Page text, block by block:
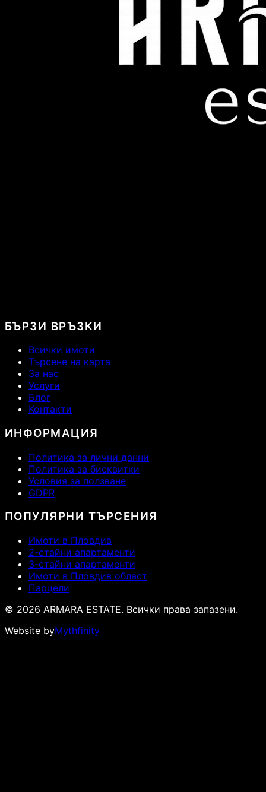
БЪРЗИ ВРЪЗКИ
Всички имоти
Търсене на карта
За нас
Услуги
Блог
Контакти
ИНФОРМАЦИЯ
Политика за лични данни
Политика за бисквитки
Условия за ползване
GDPR
ПОПУЛЯРНИ ТЪРСЕНИЯ
Имоти в Пловдив
2-стайни апартаменти
3-стайни апартаменти
Имоти в Пловдив област
Парцели
© 2026 ARMARA ESTATE. Всички права запазени.
Website byMythfinity